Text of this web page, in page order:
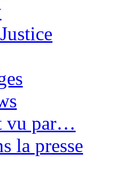
vu par…
la presse